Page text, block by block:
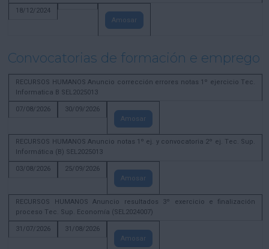
18/12/2024
Amosar
Convocatorias de formación e emprego
RECURSOS HUMANOS Anuncio corrección errores notas 1º ejercicio Tec.
Informatica B SEL2025013
07/08/2026
30/09/2026
Amosar
RECURSOS HUMANOS Anuncio notas 1º ej. y convocatoria 2º ej. Tec. Sup.
Informática (B) SEL2025013
03/08/2026
25/09/2026
Amosar
RECURSOS HUMANOS Anuncio resultados 3º exercicio e finalización
proceso Tec. Sup. Economía (SEL2024007)
31/07/2026
31/08/2026
Amosar